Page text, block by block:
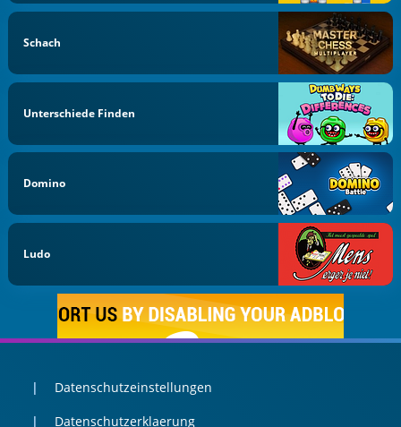
Schach
Unterschiede Finden
Domino
Ludo
Datenschutzeinstellungen
Datenschutzerklaerung